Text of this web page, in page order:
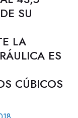
SU
LA
ES
CÚBICOS